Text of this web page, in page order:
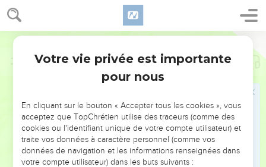
NE MANQUEZ PAS L’ÉVÉNEMENT
DE L’ANNÉE !
ET SI LEURS ERREURS POUVAIENT VOUS ÉVITER LES
VOTRES ?
2
Votre vie privée est importante
pour nous
En cliquant sur le bouton « Accepter tous les cookies », vous
acceptez que TopChrétien utilise des traceurs (comme des
cookies ou l'identifiant unique de votre compte utilisateur) et
traite vos données à caractère personnel (comme vos
données de navigation et les informations renseignées dans
votre compte utilisateur) dans les buts suivants :